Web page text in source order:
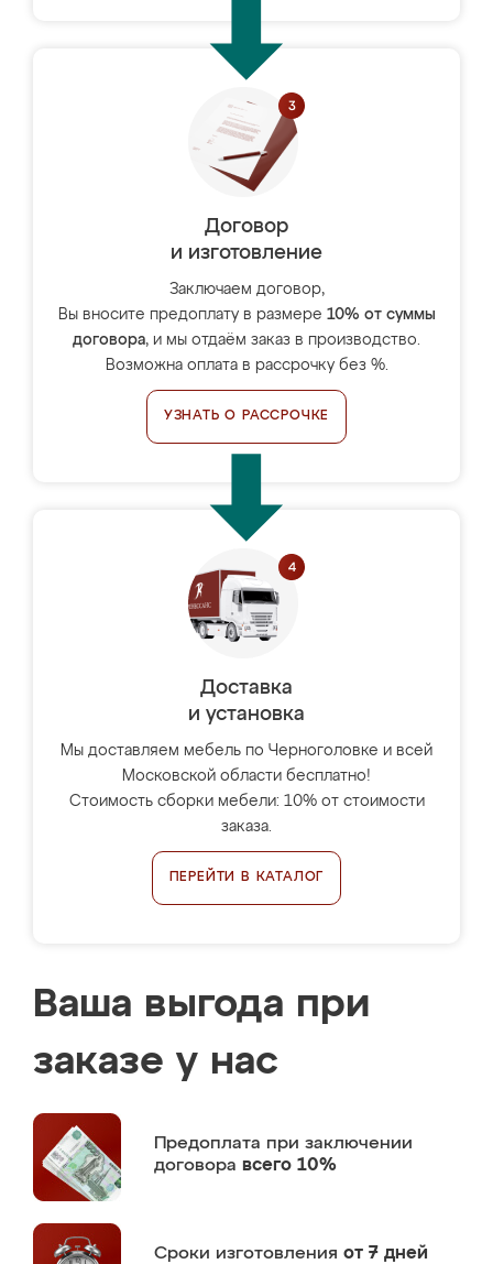
Договор
и изготовление
Заключаем договор,
Вы вносите предоплату в размере 10% от суммы
договора, и мы отдаём заказ в производство.
Возможна оплата в рассрочку без %.
УЗНАТЬ О РАССРОЧКЕ
Доставка
и установка
Мы доставляем мебель по Черноголовке и всей
Московской области бесплатно!
Стоимость сборки мебели: 10% от стоимости
заказа.
ПЕРЕЙТИ В КАТАЛОГ
Ваша выгода при
заказе у нас
Предоплата при заключении
договора всего 10%
Сроки изготовления от 7 дней